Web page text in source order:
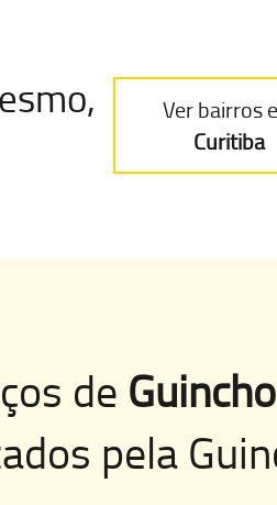
,
Ver bairros
Curitiba
de
pela